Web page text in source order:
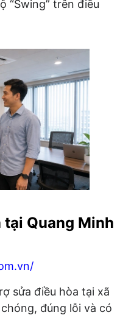
“Swing” trên điều
tại Quang Minh
sửa điều hòa tại xã
đúng lỗi và có